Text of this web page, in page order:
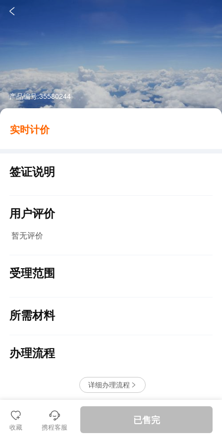

产品编号:35580244
实时计价
签证说明
用户评价
暂无评价
受理范围
所需材料
办理流程
详细办理流程 
退款保障

收藏
󱪩
携程客服
已售完